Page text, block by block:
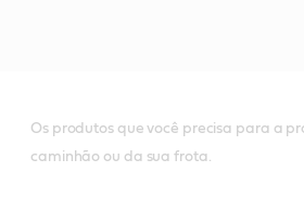
Os produtos que você precisa para a
caminhão ou da sua frota.